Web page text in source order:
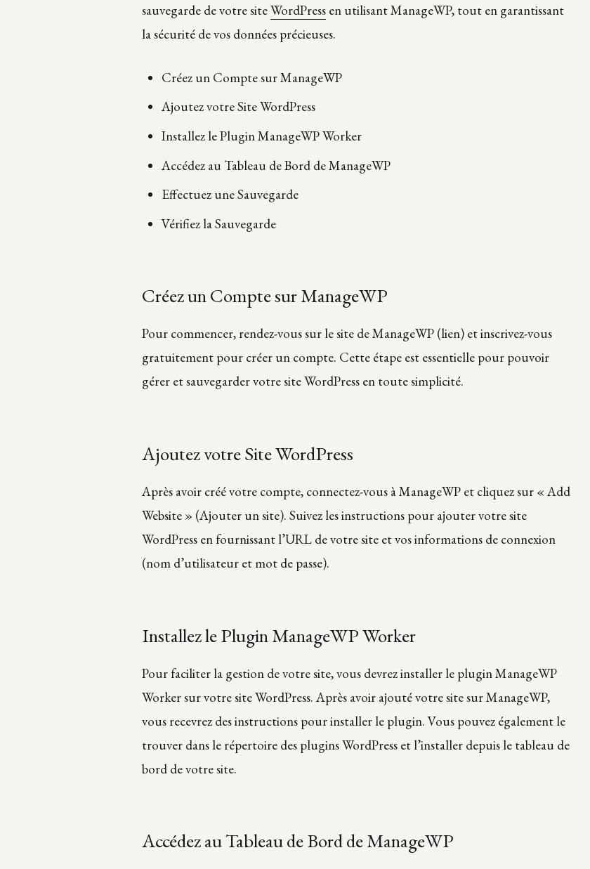
sauvegarde de votre siteWordPress en utilisant ManageWP, tout en garantissant
la sécurité de vos données précieuses.
Créez un Compte sur ManageWP
Ajoutez votre Site WordPress
Installez le Plugin ManageWP Worker
Accédez au Tableau de Bord de ManageWP
Effectuez une Sauvegarde
Vérifiez la Sauvegarde
Créez un Compte sur ManageWP
Pour commencer, rendez-vous sur le site de ManageWP (lien) et inscrivez-vous
gratuitement pour créer un compte. Cette étape est essentielle pour pouvoir
gérer et sauvegarder votre site WordPress en toute simplicité.
Ajoutez votre Site WordPress
Après avoir créé votre compte, connectez-vous à ManageWP et cliquez sur « Add
Website » (Ajouter un site). Suivez les instructions pour ajouter votre site
WordPress en fournissant l’URL de votre site et vos informations de connexion
(nom d’utilisateur et mot de passe).
Installez le Plugin ManageWP Worker
Pour faciliter la gestion de votre site, vous devrez installer le plugin ManageWP
Worker sur votre site WordPress. Après avoir ajouté votre site sur ManageWP,
vous recevrez des instructions pour installer le plugin. Vous pouvez également le
trouver dans le répertoire des plugins WordPress et l’installer depuis le tableau de
bord de votre site.
Accédez au Tableau de Bord de ManageWP